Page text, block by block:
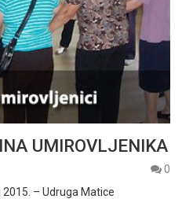
UMIROVLJENIKA
0
2015. – Udruga Matice